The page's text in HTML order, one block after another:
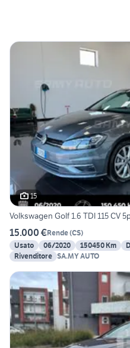
15
Volkswagen Golf 1.6 TDI 115 CV
15.000 €Rende(CS)
Usato
06/2020 150450 Km
Rivenditore SA.MY AUTO